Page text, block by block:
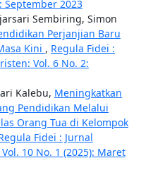
September 2023
Sembiring, Simon
Perjanjian Baru
Kini , Regula Fidei :
Vol. 6 No. 2:
Kalebu, Meningkatkan
Pendidikan Melalui
Orang Tua di Kelompok
Fidei : Jurnal
10 No. 1 (2025): Maret